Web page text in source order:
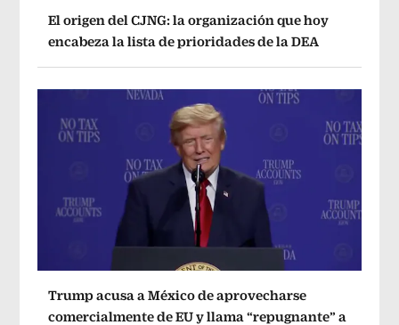
El origen del CJNG: la organización que hoy
encabeza la lista de prioridades de la DEA
Trump acusa a México de aprovecharse
comercialmente de EU y llama “repugnante” a